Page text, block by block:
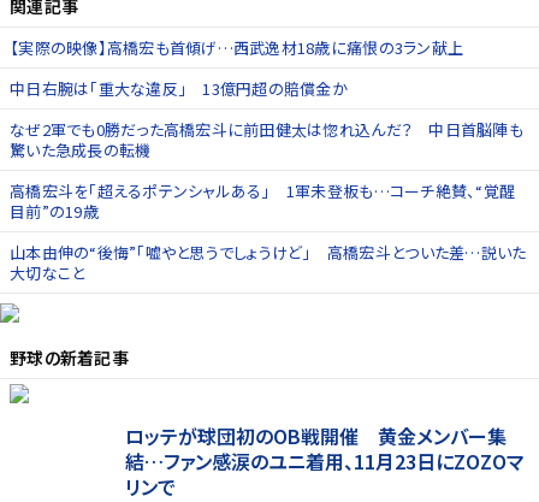
関連記事
【実際の映像】高橋宏も首傾げ…西武逸材18歳に痛恨の3ラン献上
中日右腕は「重大な違反」 13億円超の賠償金か
なぜ2軍でも0勝だった高橋宏斗に前田健太は惚れ込んだ？ 中日首脳陣も
驚いた急成長の転機
高橋宏斗を「超えるポテンシャルある」 1軍未登板も…コーチ絶賛、“覚醒
目前”の19歳
山本由伸の“後悔”「嘘やと思うでしょうけど」 高橋宏斗とついた差…説いた
大切なこと
野球の新着記事
ロッテが球団初のOB戦開催 黄金メンバー集
結…ファン感涙のユニ着用、11月23日にZOZOマ
リンで